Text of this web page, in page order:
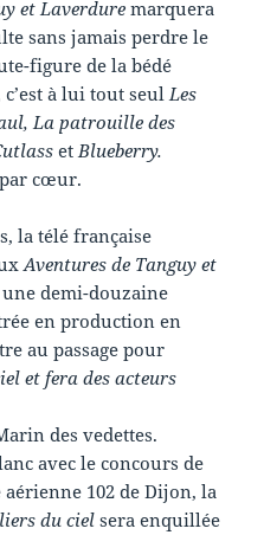
et Laverdure marquera
sans jamais perdre le
figure de la bédé
c’est à lui tout seulLes
La patrouille des
etBlueberry.
cœur.
la télé française
Aventures de Tanguy et
demi-douzaine
en production en
au passage pour
et fera des acteurs
des vedettes.
avec le concours de
aérienne 102 de Dijon, la
du ciel sera enquillée